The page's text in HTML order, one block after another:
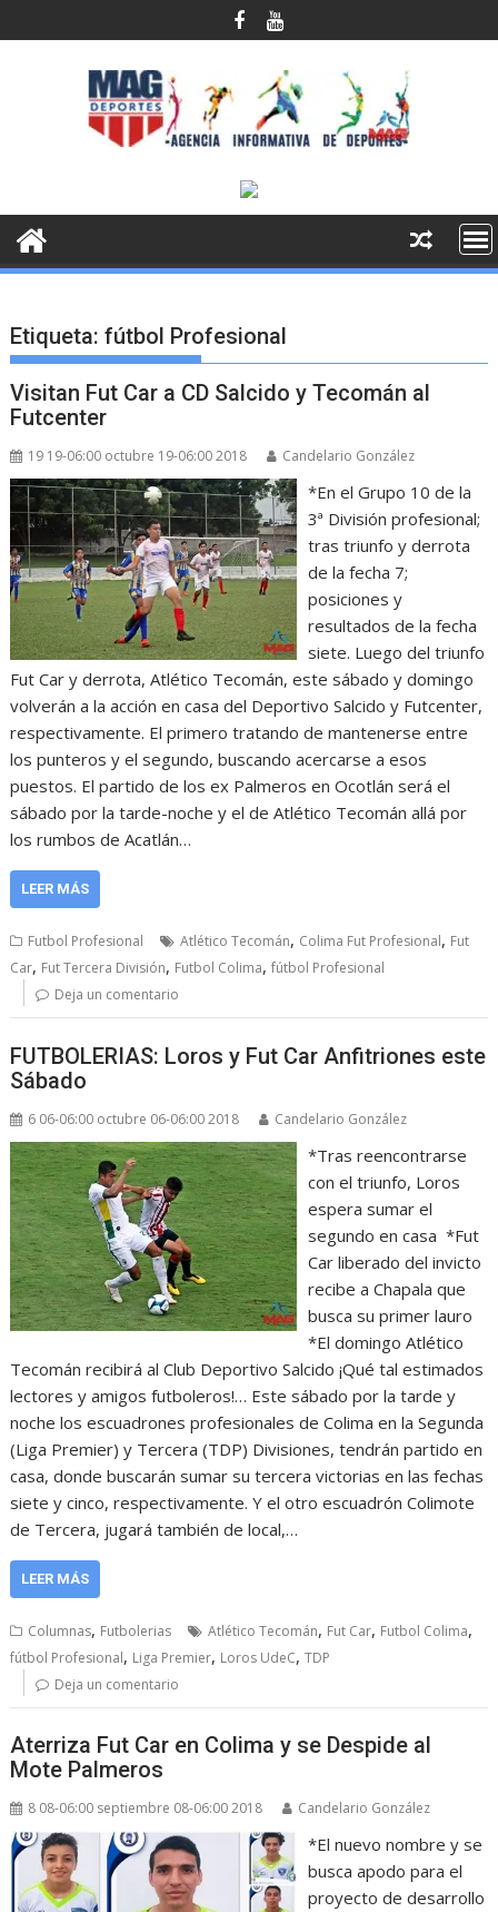
al
Etiqueta:fútbol Profesional
Visitan Fut Car a CD Salcido y Tecomán al
Futcenter
19 19-06:00 octubre 19-06:00 2018 Candelario González
*En el Grupo 10 de la
3ª División profesional;
tras triunfo y derrota
de la fecha 7;
posiciones y
resultados de la fecha
siete. Luego del triunfo
Fut Car y derrota, Atlético Tecomán, este sábado y domingo
volverán a la acción en casa del Deportivo Salcido y Futcenter,
respectivamente. El primero tratando de mantenerse entre
los punteros y el segundo, buscando acercarse a esos
puestos. El partido de los ex Palmeros en Ocotlán será el
sábado por la tarde-noche y el de Atlético Tecomán allá por
los rumbos de Acatlán…
LEER MÁS
Futbol Profesional Atlético Tecomán, Colima Fut Profesional, Fut
Car, Fut Tercera División, Futbol Colima,fútbol Profesional
Deja un comentario
FUTBOLERIAS: Loros y Fut Car Anfitriones este
Sábado
6 06-06:00 octubre 06-06:00 2018 Candelario González
*Tras reencontrarse
con el triunfo, Loros
espera sumar el
segundo en casa *Fut
Car liberado del invicto
recibe a Chapala que
busca su primer lauro
*El domingo Atlético
Tecomán recibirá al Club Deportivo Salcido ¡Qué tal estimados
lectores y amigos futboleros!… Este sábado por la tarde y
noche los escuadrones profesionales de Colima en la Segunda
(Liga Premier) y Tercera (TDP) Divisiones, tendrán partido en
casa, donde buscarán sumar su tercera victorias en las fechas
siete y cinco, respectivamente. Y el otro escuadrón Colimote
de Tercera, jugará también de local,…
LEER MÁS
Columnas, Futbolerias Atlético Tecomán, Fut Car, Futbol Colima,
fútbol Profesional, Liga Premier, Loros UdeC,TDP
Deja un comentario
Aterriza Fut Car en Colima y se Despide al
Mote Palmeros
8 08-06:00 septiembre 08-06:00 2018 Candelario González
*El nuevo nombre y se
busca apodo para el
proyecto de desarrollo